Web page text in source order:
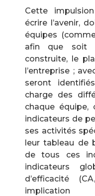
Cette
écrire l’avenir,
équipes
afin que soit
construite, le
l’entreprise ;
seront
charge des
chaque équipe,
indicateurs de
ses activités
leur tableau de
de tous ces
indicateurs
d’efficacité
implication